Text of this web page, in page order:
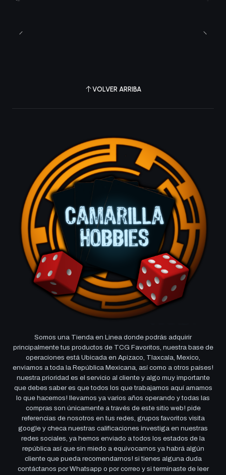
VOLVER ARRIBA
Somos una Tienda en Linea donde podrás adquirir
principalmente tus productos de TCG Favoritos, nuestra base de
operaciones está Ubicada en Apizaco, Tlaxcala, Mexico,
enviamos a toda la República Mexicana, así como a otros países!
nuestra prioridad es el servicio al cliente y algo muy importante
que debes saber es que todos los que trabajamos aquí amamos
lo que hacemos! llevamos ya varios años operando y todas las
compras son únicamente a través de este sitio web! pide
referencias de nosotros en tus redes, grupos favoritos visita
google y checa nuestras calificaciones investiga en nuestras
redes sociales, ya hemos enviado a todos los estados de la
república así que sin miedo a equivocarnos ya habrá algún
cliente que pueda recomendarnos! si tienes alguna duda
contáctanos por Whatsapp o por correo y si terminaste de leer